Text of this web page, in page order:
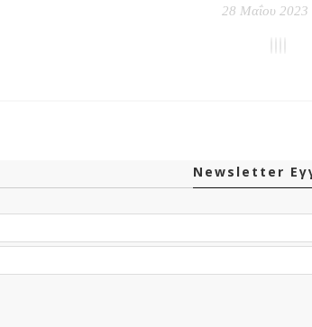
28 Μαΐου 2023
Newsletter